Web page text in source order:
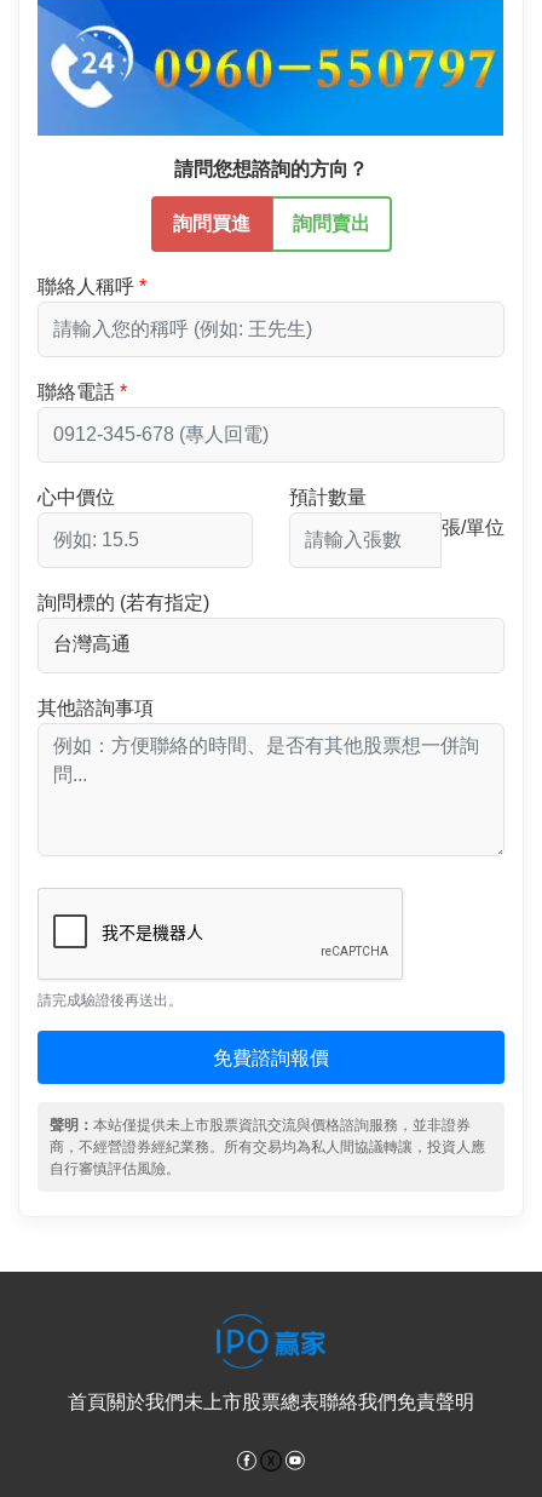
請問您想諮詢的方向？
詢問買進 詢問賣出
聯絡人稱呼
聯絡電話
心中價位
預計數量
張/單位
詢問標的 (若有指定)
其他諮詢事項
請完成驗證後再送出。
免費諮詢報價
聲明： 本站僅提供未上市股票資訊交流與價格諮詢服務，並非證券
商，不經營證券經紀業務。所有交易均為私人間協議轉讓，投資人應
自行審慎評估風險。
首頁關於我們未上市股票總表聯絡我們免責聲明
Facebook